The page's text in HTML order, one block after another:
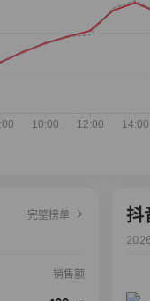
完整榜单
销售额
抖